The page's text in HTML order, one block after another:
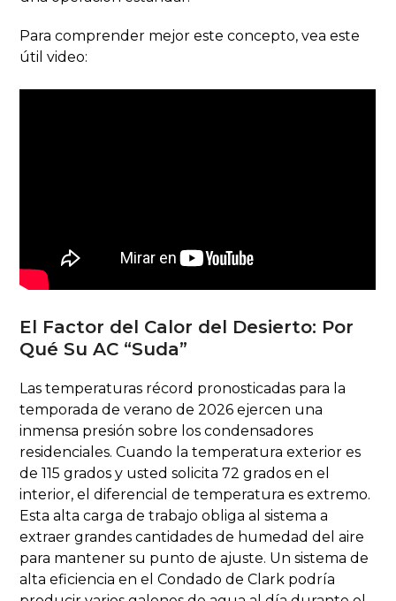
Para comprender mejor este concepto, vea este
útil video:
El Factor del Calor del Desierto: Por
Qué Su AC “Suda”
Las temperaturas récord pronosticadas para la
temporada de verano de 2026 ejercen una
inmensa presión sobre los condensadores
residenciales. Cuando la temperatura exterior es
de 115 grados y usted solicita 72 grados en el
interior, el diferencial de temperatura es extremo.
Esta alta carga de trabajo obliga al sistema a
extraer grandes cantidades de humedad del aire
para mantener su punto de ajuste. Un sistema de
alta eficiencia en el Condado de Clark podría